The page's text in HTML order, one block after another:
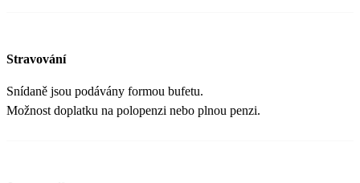
Stravování
Snídaně jsou podávány formou bufetu.
Možnost doplatku na polopenzi nebo plnou penzi.